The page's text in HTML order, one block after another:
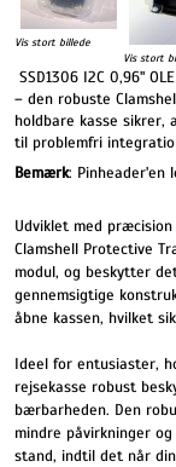
Vis stort billede
Vis stort
SSD1306 I2C 0,96"
– den robuste
holdbare kasse sikrer,
til problemfri
Bemærk: Pinheader'en
Udviklet med
Clamshell Protective
modul, og beskytter
gennemsigtige
åbne kassen, hvilket
Ideel for entusiaster,
rejsekasse robust
bærbarheden. Den
mindre påvirkninger
stand, indtil det når